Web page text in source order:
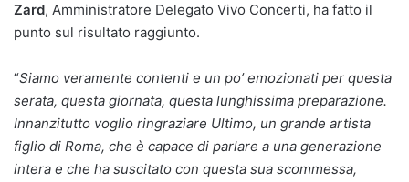
Zard, Amministratore Delegato Vivo Concerti, ha fatto il
punto sul risultato raggiunto.
“Siamo veramente contenti e un po’ emozionati per questa
serata, questa giornata, questa lunghissima preparazione.
Innanzitutto voglio ringraziare Ultimo, un grande artista
figlio di Roma, che è capace di parlare a una generazione
intera e che ha suscitato con questa sua scommessa,